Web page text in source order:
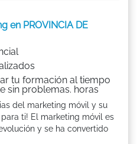
en PROVINCIA DE
tu formación al tiempo
sin problemas. horas
del marketing móvil y su
ti! El marketing móvil es
y se ha convertido